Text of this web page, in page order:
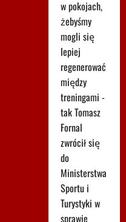
w pokojach,
żebyśmy
mogli się
lepiej
regenerować
między
treningami -
tak Tomasz
Fornal
zwrócił się
do
Ministerstwa
Sportu i
Turystyki w
sprawie